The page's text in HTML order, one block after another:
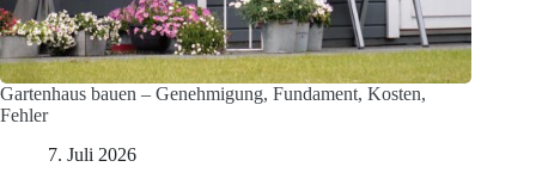
Gartenhaus bauen – Genehmigung, Fundament, Kosten,
Fehler
7. Juli 2026